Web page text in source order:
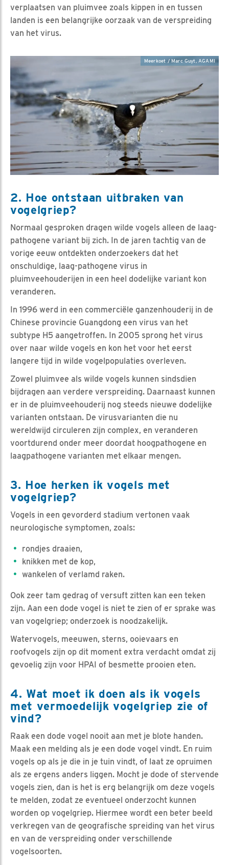
verplaatsen van pluimvee zoals kippen in en tussen
landen is een belangrijke oorzaak van de verspreiding
van het virus.
Meerkoet / Marc Guyt, AGAMI
2. Hoe ontstaan uitbraken van
vogelgriep?
Normaal gesproken dragen wilde vogels alleen de laag-
pathogene variant bij zich. In de jaren tachtig van de
vorige eeuw ontdekten onderzoekers dat het
onschuldige, laag-pathogene virus in
pluimveehouderijen in een heel dodelijke variant kon
veranderen.
In 1996 werd in een commerciële ganzenhouderij in de
Chinese provincie Guangdong een virus van het
subtype H5 aangetroffen. In 2005 sprong het virus
over naar wilde vogels en kon het voor het eerst
langere tijd in wilde vogelpopulaties overleven.
Zowel pluimvee als wilde vogels kunnen sindsdien
bijdragen aan verdere verspreiding. Daarnaast kunnen
er in de pluimveehouderij nog steeds nieuwe dodelijke
varianten ontstaan. De virusvarianten die nu
wereldwijd circuleren zijn complex, en veranderen
voortdurend onder meer doordat hoogpathogene en
laagpathogene varianten met elkaar mengen.
3. Hoe herken ik vogels met
vogelgriep?
Vogels in een gevorderd stadium vertonen vaak
neurologische symptomen, zoals:
rondjes draaien,
knikken met de kop,
wankelen of verlamd raken.
Ook zeer tam gedrag of versuft zitten kan een teken
zijn. Aan een dode vogel is niet te zien of er sprake was
van vogelgriep; onderzoek is noodzakelijk.
Watervogels, meeuwen, sterns, ooievaars en
roofvogels zijn op dit moment extra verdacht omdat zij
gevoelig zijn voor HPAI of besmette prooien eten.
4. Wat moet ik doen als ik vogels
met vermoedelijk vogelgriep zie of
vind?
Raak een dode vogel nooit aan met je blote handen.
Maak een melding als je een dode vogel vindt. En ruim
vogels op als je die in je tuin vindt, of laat ze opruimen
als ze ergens anders liggen. Mocht je dode of stervende
vogels zien, dan is het is erg belangrijk om deze vogels
te melden, zodat ze eventueel onderzocht kunnen
worden op vogelgriep. Hiermee wordt een beter beeld
verkregen van de geografische spreiding van het virus
en van de verspreiding onder verschillende
vogelsoorten.